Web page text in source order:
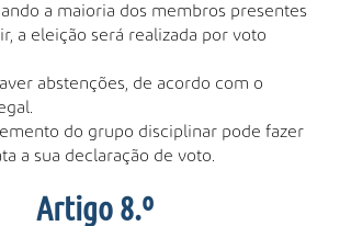
a maioria dos membros presentes
a eleição será realizada por voto
abstenções, de acordo com o
do grupo disciplinar pode fazer
a sua declaração de voto.
Artigo 8.º